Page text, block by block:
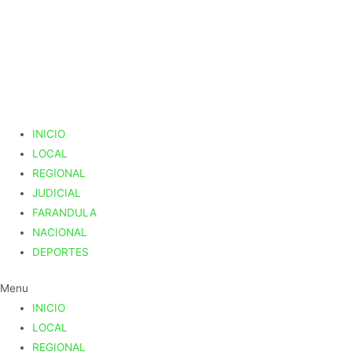
INICIO
LOCAL
REGIONAL
JUDICIAL
FARANDULA
NACIONAL
DEPORTES
Menu
INICIO
LOCAL
REGIONAL